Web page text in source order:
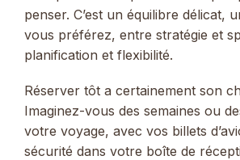
penser. C’est un équilibre délicat,
vous préférez, entre stratégie et
planification et flexibilité.
Réserver tôt a certainement son
Imaginez-vous des semaines ou
votre voyage, avec vos billets
sécurité dans votre boîte de